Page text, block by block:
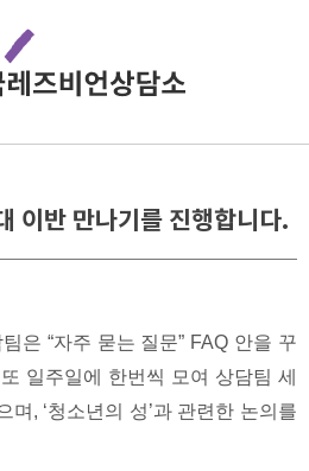
이반 만나기를 진행합니다.
은 “자주 묻는 질문” FAQ 안을 꾸
일주일에 한번씩 모여 상담팀 세
며, ‘청소년의 성’과 관련한 논의를